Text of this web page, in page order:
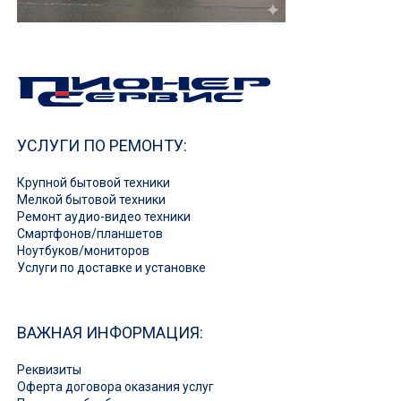
УСЛУГИ ПО РЕМОНТУ:
Крупной бытовой техники
Мелкой бытовой техники
Ремонт аудио-видео техники
Смартфонов/планшетов
Ноутбуков/мониторов
Услуги по доставке и установке
ВАЖНАЯ ИНФОРМАЦИЯ:
Реквизиты
Оферта договора оказания услуг